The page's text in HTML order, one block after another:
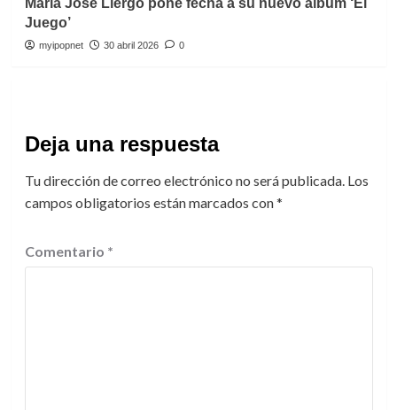
María José Llergo pone fecha a su nuevo álbum ‘El
Juego’
myipopnet 30 abril 2026 0
Deja una respuesta
Tu dirección de correo electrónico no será publicada. Los
campos obligatorios están marcados con*
Comentario *